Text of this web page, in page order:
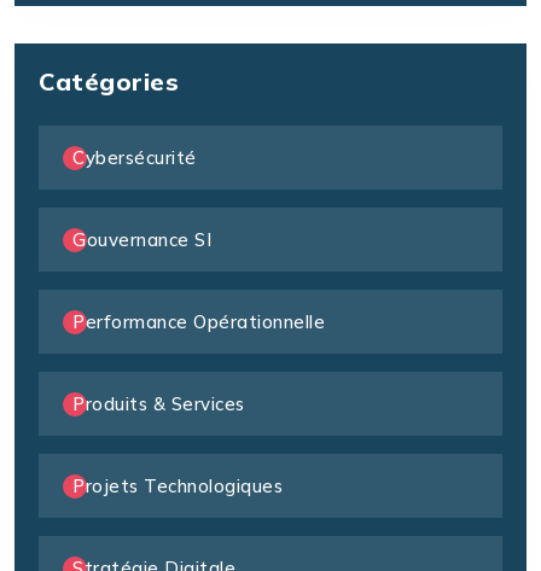
Catégories
Cybersécurité
Gouvernance SI
Performance Opérationnelle
Produits & Services
Projets Technologiques